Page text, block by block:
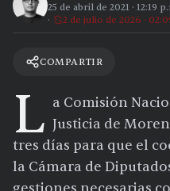
25 de abril de 2021 · 12:19
2 de julio de 2026 ·
COMPARTIR
L a Comisión
Justicia de
tres días para que el
la Cámara de